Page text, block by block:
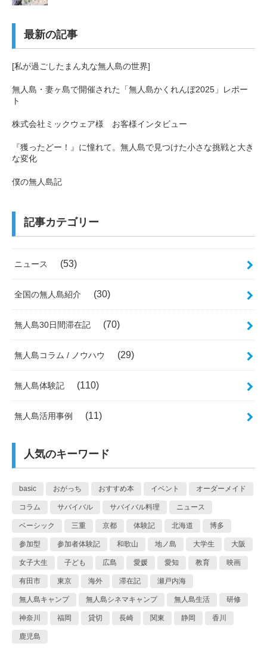
最新の記事
[私が過ごしたまん丸な無人島の世界]
無人島・妻ヶ島で開催された「無人島かくれんぼ2025」レポー
ト
株式会社ミックウェア様 お客様インタビュー
『獲ったどー！』に憧れて。無人島で見つけた小さな挑戦と大き
な変化
僕の無人島記
記事カテゴリー
ニュース (53)
全国の無人島紹介 (30)
無人島30日間滞在記 (70)
無人島コラム / ノウハウ (29)
無人島体験記 (110)
無人島活用事例 (11)
人気のキーワード
basic おがっち おすすめ本 イベント オーダーメイド
コラム サバイバル サバイバル料理 ニュース
ベーシック 三重 京都 体験記 北海道 博多
参加型 参加者体験記 和歌山 地ノ島 大学生 大阪
女子大生 子ども 広島 愛媛 愛知 教育 映画
有田市 東京 海外 滞在記 瀬戸内海
無人島キャンプ 無人島シネマキャンプ 無人島生活 研修
神奈川 福岡 貸切 長崎 関東 静岡 香川
鹿児島